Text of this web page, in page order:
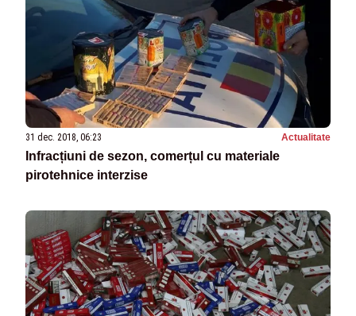
31 dec. 2018, 06:23 Actualitate
Infracțiuni de sezon, comerțul cu materiale
pirotehnice interzise